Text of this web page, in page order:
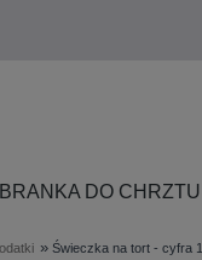
DO CHRZTU
» Świeczka na tort - cyfra